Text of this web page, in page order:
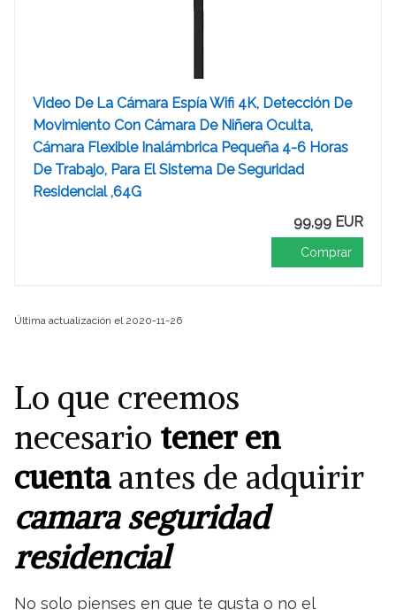
Video De La Cámara Espía Wifi 4K, Detección De
Movimiento Con Cámara De Niñera Oculta,
Cámara Flexible Inalámbrica Pequeña 4-6 Horas
De Trabajo, Para El Sistema De Seguridad
Residencial ,64G
99,99 EUR
Comprar
Última actualización el 2020-11-26
Lo que creemos
necesario tener en
cuentaantes de adquirir
camara seguridad
residencial
No solo pienses en que te gusta o no el